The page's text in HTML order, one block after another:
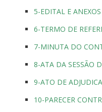
5-EDITAL E ANEXOS
6-TERMO DE
7-MINUTA DO
8-ATA DA SESSÃO
9-ATO DE
10-PARECER